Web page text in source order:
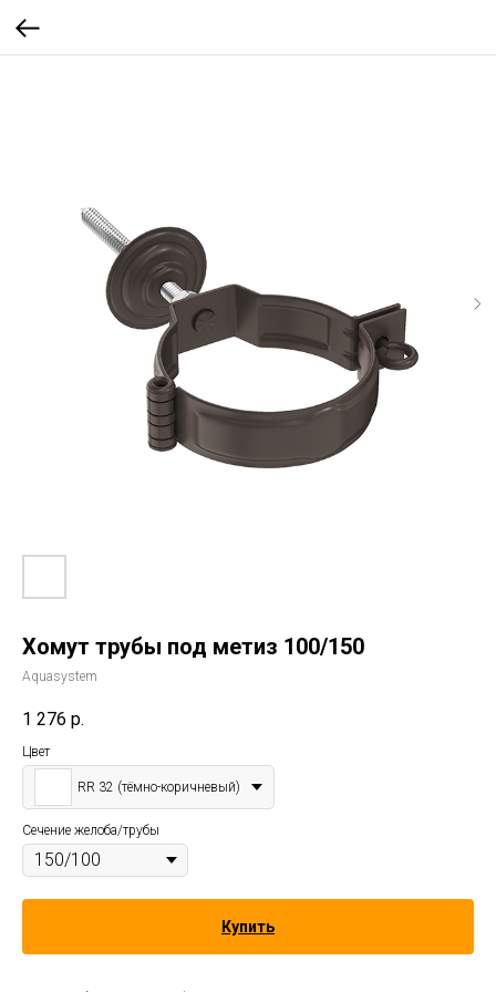
Хомут трубы под метиз 100/150
Aquasystem
1 276 р.
Цвет
RR 32 (тёмно-коричневый)
Сечение желоба/трубы
Купить